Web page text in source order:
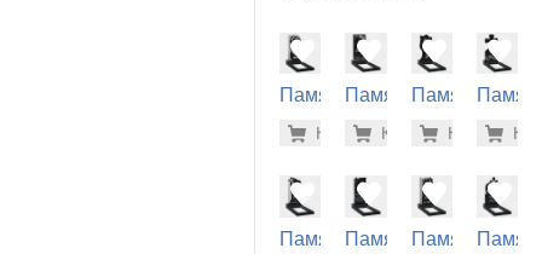
Памятник
могилу
-7% 33.000
Купить
Памятник
могилу
-7%
Купить
Памятник
могилу
-
Купитьмогилу
ПамятникПамятникПамятник